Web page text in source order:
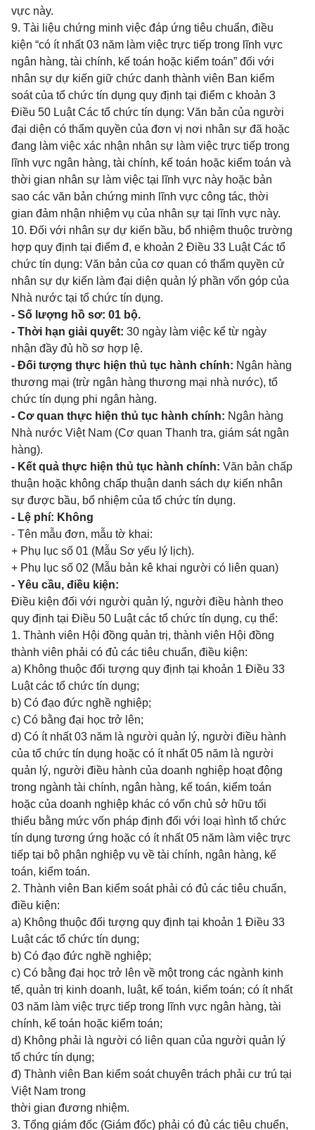
vực này.
9. Tài liệu chứng minh việc đáp ứng tiêu chuẩn, điều
kiện “có ít nhất 03 năm làm việc trực tiếp trong lĩnh vực
ngân hàng, tài chính, kế toán hoặc kiểm toán” đối với
nhân sự dự kiến giữ chức danh thành viên Ban kiểm
soát của tổ chức tín dụng quy định tại điểm c khoản 3
Điều 50 Luật Các tổ chức tín dụng: Văn bản của người
đại diện có thẩm quyền của đơn vị nơi nhân sự đã hoặc
đang làm việc xác nhận nhân sự làm việc trực tiếp trong
lĩnh vực ngân hàng, tài chính, kế toán hoặc kiểm toán và
thời gian nhân sự làm việc tại lĩnh vực này hoặc bản
sao các văn bản chứng minh lĩnh vực công tác, thời
gian đảm nhận nhiệm vụ của nhân sự tại lĩnh vực này.
10. Đối với nhân sự dự kiến bầu, bổ nhiệm thuộc trường
hợp quy định tại điểm đ, e khoản 2 Điều 33 Luật Các tổ
chức tín dụng: Văn bản của cơ quan có thẩm quyền cử
nhân sự dự kiến làm đại diện quản lý phần vốn góp của
Nhà nước tại tổ chức tín dụng.
- Số lượng hồ sơ: 01 bộ.
- Thời hạn giải quyết: 30 ngày làm việc kể từ ngày
nhận đầy đủ hồ sơ hợp lệ.
- Đối tượng thực hiện thủ tục hành chính: Ngân hàng
thương mại (trừ ngân hàng thương mại nhà nước), tổ
chức tín dụng phi ngân hàng.
- Cơ quan thực hiện thủ tục hành chính: Ngân hàng
Nhà nước Việt Nam (Cơ quan Thanh tra, giám sát ngân
hàng).
- Kết quả thực hiện thủ tục hành chính: Văn bản chấp
thuận hoặc không chấp thuận danh sách dự kiến nhân
sự được bầu, bổ nhiệm của tổ chức tín dụng.
- Lệ phí: Không
- Tên mẫu đơn, mẫu tờ khai:
+ Phụ lục số 01 (Mẫu Sơ yếu lý lịch).
+ Phụ lục số 02 (Mẫu bản kê khai người có liên quan)
- Yêu cầu, điều kiện:
Điều kiện đối với người quản lý, người điều hành theo
quy định tại Điều 50 Luật các tổ chức tín dụng, cụ thể:
1. Thành viên Hội đồng quản trị, thành viên Hội đồng
thành viên phải có đủ các tiêu chuẩn, điều kiện:
a) Không thuộc đối tượng quy định tại khoản 1 Điều 33
Luật các tổ chức tín dụng;
b) Có đạo đức nghề nghiệp;
c) Có bằng đại học trở lên;
d) Có ít nhất 03 năm là người quản lý, người điều hành
của tổ chức tín dụng hoặc có ít nhất 05 năm là người
quản lý, người điều hành của doanh nghiệp hoạt động
trong ngành tài chính, ngân hàng, kế toán, kiểm toán
hoặc của doanh nghiệp khác có vốn chủ sở hữu tối
thiểu bằng mức vốn pháp định đối với loại hình tổ chức
tín dụng tương ứng hoặc có ít nhất 05 năm làm việc trực
tiếp tại bộ phận nghiệp vụ về tài chính, ngân hàng, kế
toán, kiểm toán.
2. Thành viên Ban kiểm soát phải có đủ các tiêu chuẩn,
điều kiện:
a) Không thuộc đối tượng quy định tại khoản 1 Điều 33
Luật các tổ chức tín dụng;
b) Có đạo đức nghề nghiệp;
c) Có bằng đại học trở lên về một trong các ngành kinh
tế, quản trị kinh doanh, luật, kế toán, kiểm toán; có ít nhất
03 năm làm việc trực tiếp trong lĩnh vực ngân hàng, tài
chính, kế toán hoặc kiểm toán;
d) Không phải là người có liên quan của người quản lý
tổ chức tín dụng;
đ) Thành viên Ban kiểm soát chuyên trách phải cư trú tại
Việt Nam trong
thời gian đương nhiệm.
3. Tổng giám đốc (Giám đốc) phải có đủ các tiêu chuển,